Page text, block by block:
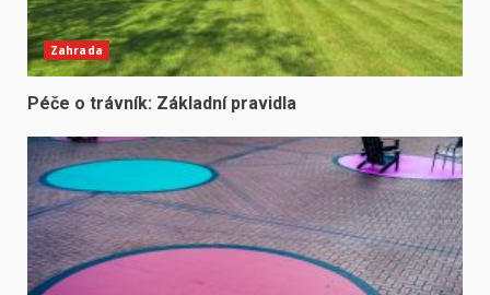
Zahrada
Péče o trávník: Základní pravidla